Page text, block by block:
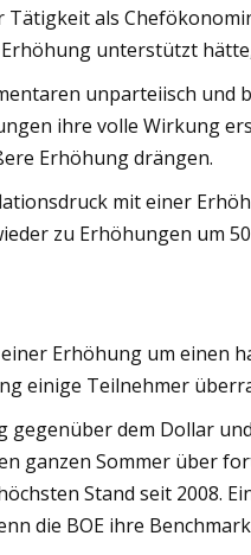
Tätigkeit als
unterstützt
unparteiisch und
ihre volle Wirkung
Erhöhung drängen.
mit einer
zu Erhöhungen um
Erhöhung um einen
einige Teilnehmer
gegenüber dem Dollar
ganzen Sommer über
Stand seit 2008.
die BOE ihre